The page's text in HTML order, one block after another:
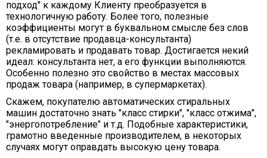
подход" к каждому Клиенту преобразуется в
технологичную работу. Более того, полезные
коэффициенты могут в буквальном смысле без слов
(т.е. в отсутствие продавца-консультанта)
рекламировать и продавать товар. Достигается некий
идеал: консультанта нет, а его функции выполняются.
Особенно полезно это свойство в местах массовых
продаж товара (например, в супермаркетах).
Скажем, покупателю автоматических стиральных
машин достаточно знать "класс стирки", "класс отжима",
"энергопотребление" и т.д. Подобные характеристики,
грамотно введенные производителем, в некоторых
случаях могут оправдать высокую цену товара.